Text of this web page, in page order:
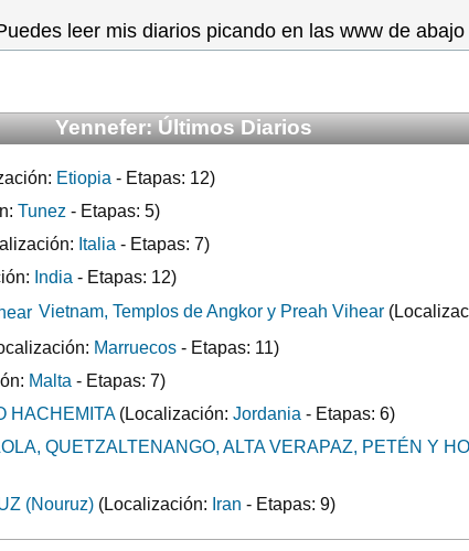
leer mis diarios picando en las www de abajo
Yennefer: Últimos Diarios
Etiopia - Etapas: 12)
Tunez - Etapas: 5)
Italia - Etapas: 7)
India - Etapas: 12)
Vietnam, Templos de Angkor y Preah Vihear
Marruecos - Etapas: 11)
Malta - Etapas: 7)
HACHEMITA(Localización: Jordania - Etapas: 6)
QUETZALTENANGO, ALTA VERAPAZ, PETÉN Y
(Nouruz) (Localización: Iran - Etapas: 9)